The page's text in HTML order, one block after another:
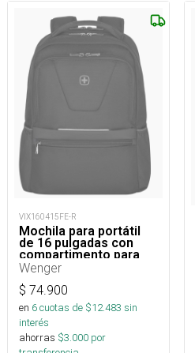
VIX160415FE-R
Mochila para portátil
de 16 pulgadas con
compartimento para
tableta.
Wenger
$ 74.900
en 6cuotas de $12.483 sin
interés
ahorras $3.000 por